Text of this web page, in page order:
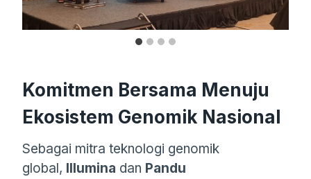
Komitmen Bersama Menuju
Ekosistem Genomik Nasional
Sebagai mitra teknologi genomik
global, Illumina dan Pandu